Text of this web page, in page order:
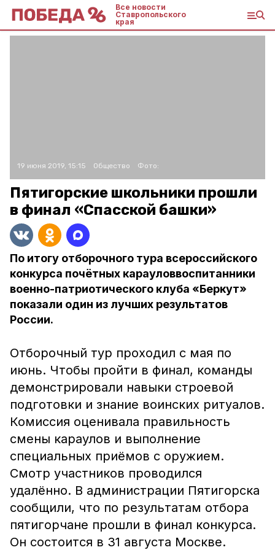
Все новости
Ставропольского
края
19 июня 2019, 15:15 Общество Фото:
Пятигорские школьники прошли
в финал «Спасской башки»
По итогу отборочного тура всероссийского
конкурса почётных карауловвоспитанники
военно-патриотического клуба «Беркут»
показали один из лучших результатов
России.
Отборочный тур проходил с мая по
июнь. Чтобы пройти в финал, команды
демонстрировали навыки строевой
подготовки и знание воинских ритуалов.
Комиссия оценивала правильность
смены караулов и выполнение
специальных приёмов с оружием.
Смотр участников проводился
удалённо. В администрации Пятигорска
сообщили, что по результатам отбора
пятигорчане прошли в финал конкурса.
Он состоится в 31 августа Москве.